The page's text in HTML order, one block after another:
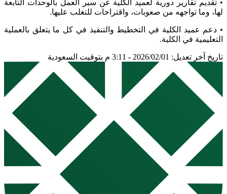
• تقديم تقارير دورية لعميد الكلية عن سير العمل بالوحدات التابعة
لها، وما تواجهه من صعوبات، واقتراحات للتغلب عليها.
• دعم عميد الكلية في التخطيط والتنفيذ في كل ما يتعلق بالعملية
التعليمية في الكلية.
تاريخ آخر تعديل: 2026/02/01 - 3:11 م بتوقيت السعودية